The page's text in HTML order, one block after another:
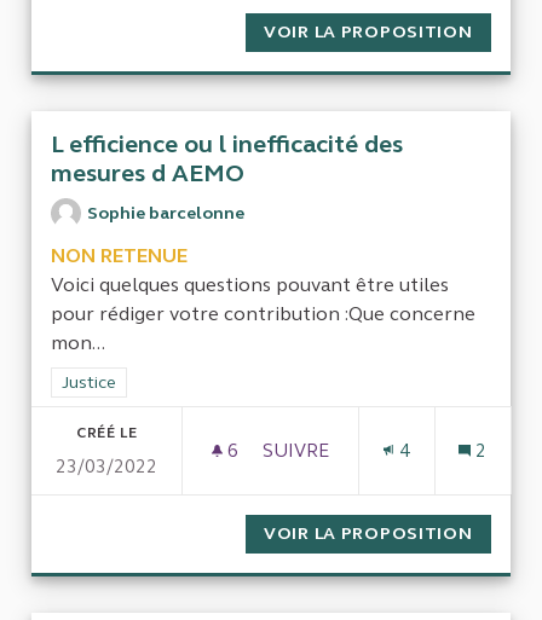
VOIR LA PROPOSITION
L efficience ou l inefficacité des
mesures d AEMO
Sophie barcelonne
NON RETENUE
Voici quelques questions pouvant être utiles
pour rédiger votre contribution :Que concerne
mon...
Filtrer les résultats de la catégorie : Justice
Justice
CRÉÉ LE
23/03/2022
6 6 ABONNÉS
SUIVRE
4 2
VOIR LA PROPOSITION